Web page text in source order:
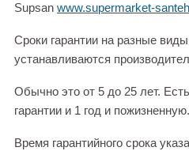
Supsan www.supermarket-
Сроки гарантии на разные
устанавливаются
Обычно это от 5 до 25 лет.
гарантии и 1 год и пожизненную.
Время гарантийного срока